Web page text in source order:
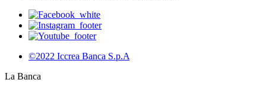
©2022 Iccrea Banca S.p.A
La Banca